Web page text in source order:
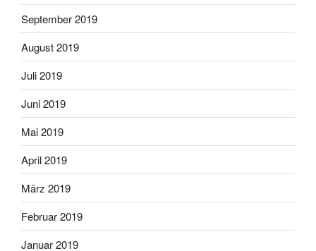
September 2019
August 2019
Juli 2019
Juni 2019
Mai 2019
April 2019
März 2019
Februar 2019
Januar 2019